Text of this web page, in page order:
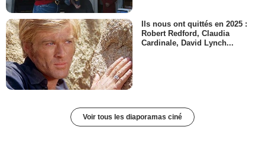
Ils nous ont quittés en 2025 :
Robert Redford, Claudia
Cardinale, David Lynch...
Voir tous les diaporamas ciné